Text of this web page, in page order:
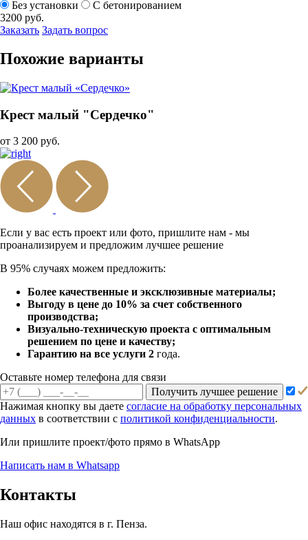
Без установки
С бетонированием
3200 руб.
Заказать Задать вопрос
Похожие варианты
Крест малый "Сердечко"
от 3 200 руб.
Если у вас есть проект или фото, пришлите нам - мы
проанализируем и предложим лучшее решение
В 95% случаях можем предложить:
Более качественные и эксклюзивные материалы;
Выгоду в цене до 10% за счет собственного
производства;
Визуально-техническую проекта с оптимальным
решением по цене и качеству;
Гарантию на все услуги 2 года.
Оставьте номер телефона для связи
Получить лучшее решение
Нажимая кнопку вы даете согласие на обработку персональных
данных в соответствии с политикой конфиденциальности.
Или пришлите проект/фото прямо в WhatsApp
Написать нам в Whatsapp
Контакты
Наш офис находятся в г. Пенза.